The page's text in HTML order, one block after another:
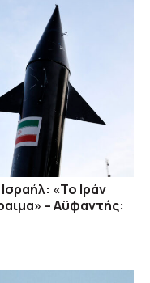
«Το Ιράν
– Αϋφαντής: